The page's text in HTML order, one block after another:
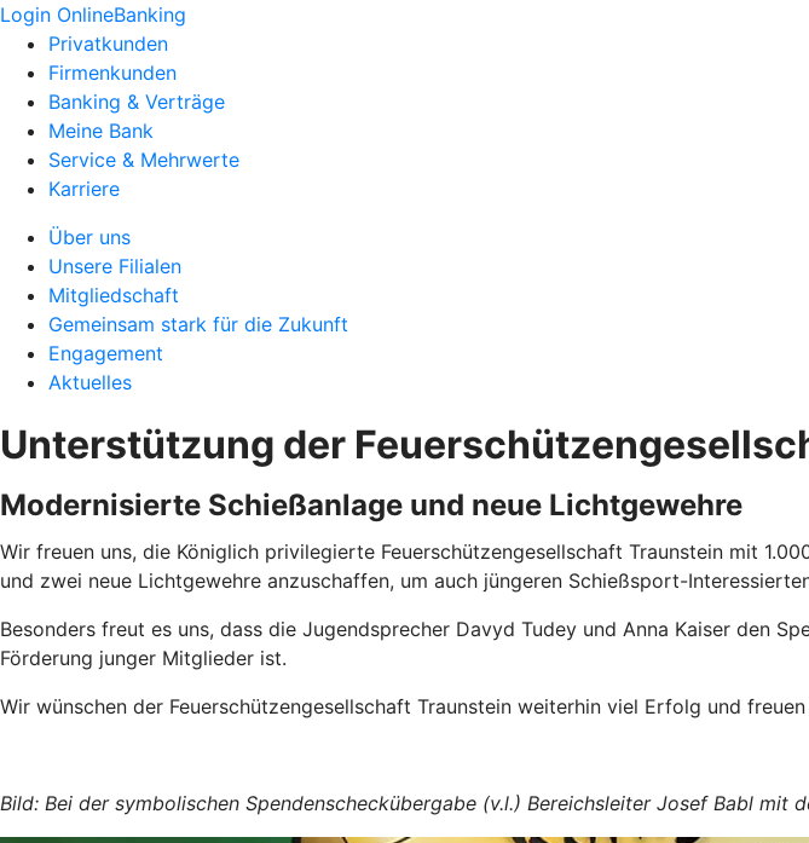
Login OnlineBanking
Privatkunden
Firmenkunden
Banking & Verträge
Meine Bank
Service & Mehrwerte
Karriere
Über uns
Unsere Filialen
Mitgliedschaft
Gemeinsam stark für die Zukunft
Engagement
Aktuelles
Unterstützung der
Modernisierte Schießanlage und neue Lichtgewehre
Wir freuen uns, die Königlich privilegierte Feuerschützengesellschaft Traunstein mit
und zwei neue Lichtgewehre anzuschaffen, um auch jüngeren Schießsport-
Besonders freut es uns, dass die Jugendsprecher Davyd Tudey und Anna Kaiser den
Förderung junger Mitglieder ist.
Wir wünschen der Feuerschützengesellschaft Traunstein weiterhin viel Erfolg und
Bild: Bei der symbolischen Spendenscheckübergabe (v.l.) Bereichsleiter Josef Babl mit